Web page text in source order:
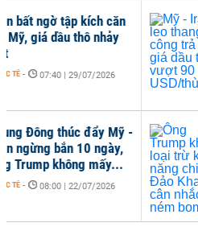
ngờ tập kích căn
dầu thô nhảy
07:40 | 29/07/2026
thúc đẩy Mỹ -
bắn 10 ngày,
không mấy...
08:00 | 22/07/2026